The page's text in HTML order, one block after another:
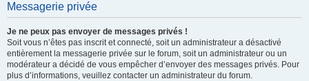
Messagerie privée
Je ne peux pas envoyer de messages privés !
Soit vous n’êtes pas inscrit et connecté, soit un administrateur a désactivé
entièrement la messagerie privée sur le forum, soit un administrateur ou un
modérateur a décidé de vous empêcher d’envoyer des messages privés. Pour
plus d’informations, veuillez contacter un administrateur du forum.